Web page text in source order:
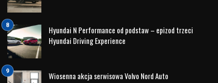
Kolor: Laser White (biały)
Model: Škoda Fabia III Combi – wersja kombi ceniona
za praktyczność i styl.